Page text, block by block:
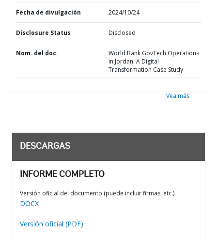
Fecha de divulgación 2024/10/24
Disclosure Status Disclosed
Nom. del doc.
World Bank GovTech Operations
in Jordan: A Digital
Transformation Case Study
Vea más
DESCARGAS
INFORME COMPLETO
Versión oficial del documento (puede incluir firmas, etc.)
DOCX
Versión oficial (PDF)